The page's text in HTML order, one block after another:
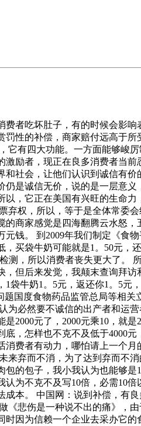
者吃坏肚子，有的时候会影响
性的补偿，商家赔付远高于
有四大功能。一方面能够峻
励者，现正在良多消费者当
社会，让他们认识到诚信有
是诚信无价，说的是一层意
，它正在美国有兴旺的生命
权，所以，等于是全体常委
商家感觉是四海翻腾云水怒，
钱。 到2009年我们制定《食
买袋牛奶可能就是1。50元，
测，所以消费者丧失更大了。
但后来发觉，我颠末查询拜
袋牛奶1。5元，返还你1。5元
国度食物药品监管总局等相
必然要不诚信的出产者和运
2000元了，2000元乘10，就是
，怎样也不克不及低于4000
费者有动力，哪怕请上一个
弃而不消，为了达到弃而不
的包子，我小我认为也能够是
为不克不及写10倍，必需10
本。 中国网：说到补偿，有
悲伤是一种说不出的痛》，
因为信赖一个企业去采办它